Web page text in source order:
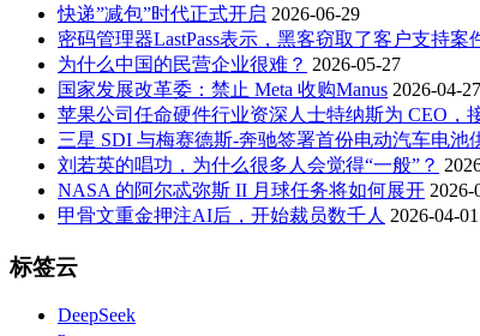
快递”减包”时代正式开启 2026-06-29
密码管理器LastPass表示，黑客窃取了客户支持案
为什么中国的民营企业很难？ 2026-05-27
国家发展改革委：禁止 Meta 收购Manus 2026-04-27
苹果公司任命硬件行业资深人士特纳斯为 CEO，
三星 SDI 与梅赛德斯-奔驰签署首份电动汽车电池
刘若英的唱功，为什么很多人会觉得“一般”？
NASA 的阿尔忒弥斯 II 月球任务将如何展开 2026-
甲骨文重金押注AI后，开始裁员数千人 2026-04-01
标签云
DeepSeek